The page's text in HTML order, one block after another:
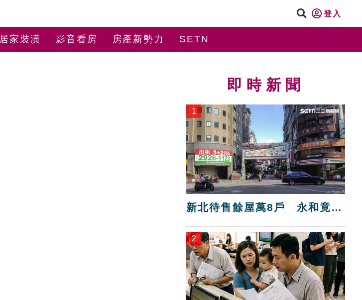
登入
居家裝潢 影音看房 房產新勢力 SETN
即時新聞
1
新北待售餘屋萬8戶 永和竟只
2